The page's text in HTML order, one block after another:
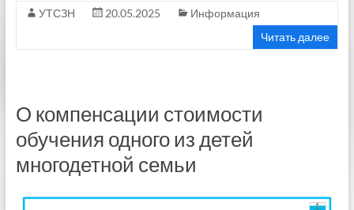
УТСЗН 20.05.2025
Информация
Читать далее
О компенсации стоимости
обучения одного из детей
многодетной семьи